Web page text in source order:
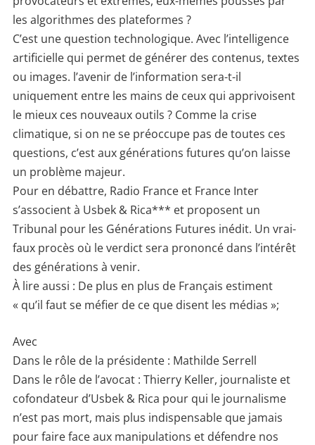
les algorithmes des plateformes ?
C’est une question technologique. Avec l’intelligence
artificielle qui permet de générer des contenus, textes
ou images. l’avenir de l’information sera-t-il
uniquement entre les mains de ceux qui apprivoisent
le mieux ces nouveaux outils ? Comme la crise
climatique, si on ne se préoccupe pas de toutes ces
questions, c’est aux générations futures qu’on laisse
un problème majeur.
Pour en débattre, Radio France et France Inter
s’associent à Usbek & Rica*** et proposent un
Tribunal pour les Générations Futures inédit. Un vrai-
faux procès où le verdict sera prononcé dans l’intérêt
des générations à venir.
À lire aussi : De plus en plus de Français estiment
« qu’il faut se méfier de ce que disent les médias »;
Avec
Dans le rôle de la présidente : Mathilde Serrell
Dans le rôle de l’avocat : Thierry Keller, journaliste et
cofondateur d’Usbek & Rica pour qui le journalisme
n’est pas mort, mais plus indispensable que jamais
pour faire face aux manipulations et défendre nos